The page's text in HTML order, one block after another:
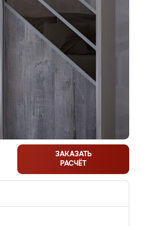
ЗАКАЗАТЬ
РАСЧЁТ